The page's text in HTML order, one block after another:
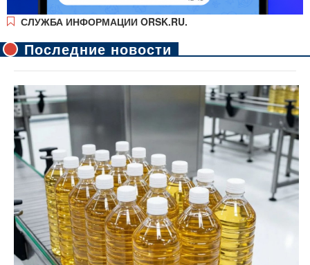
СЛУЖБА ИНФОРМАЦИИ ORSK.RU.
Последние новости